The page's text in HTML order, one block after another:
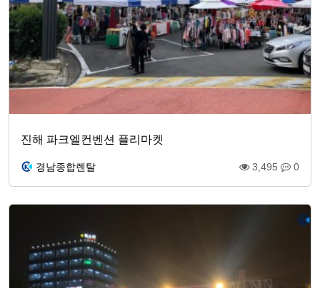
진해 파크엘컨벤션 플리마켓
경남종합렌탈 3,495 0